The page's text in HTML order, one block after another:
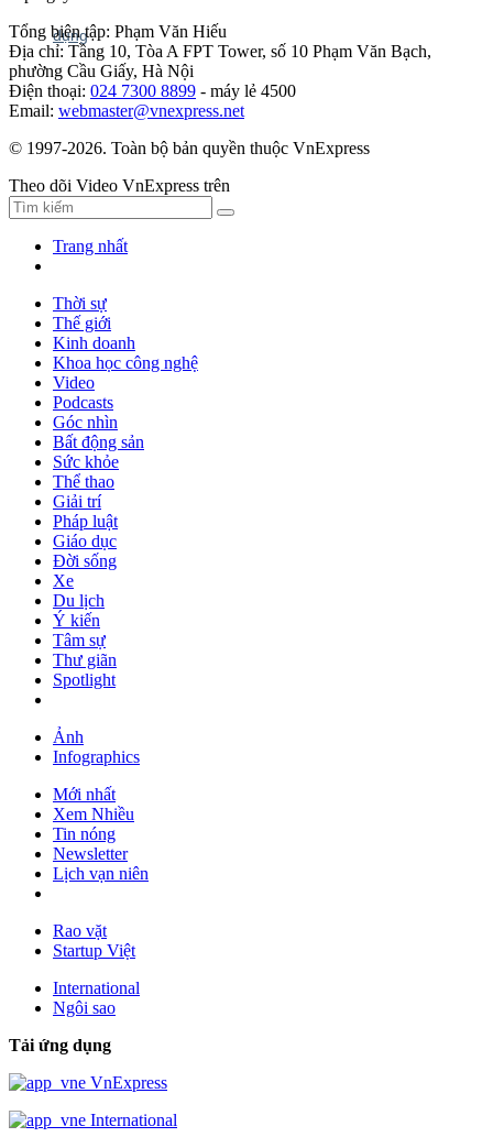
Tổng biên tập: Phạm Văn Hiếu
Địa chỉ: Tầng 10, Tòa A FPT Tower, số 10 Phạm Văn Bạch,
phường Cầu Giấy, Hà Nội
Điện thoại: 024 7300 8899 - máy lẻ 4500
Email: webmaster@vnexpress.net
© 1997-2026. Toàn bộ bản quyền thuộc VnExpress
Theo dõi Video VnExpress trên
Trang nhất
Thời sự
Thế giới
Kinh doanh
Khoa học công nghệ
Video
Podcasts
Góc nhìn
Bất động sản
Sức khỏe
Thể thao
Giải trí
Pháp luật
Giáo dục
Đời sống
Xe
Du lịch
Ý kiến
Tâm sự
Thư giãn
Spotlight
Ảnh
Infographics
Mới nhất
Xem Nhiều
Tin nóng
Newsletter
Lịch vạn niên
Rao vặt
Startup Việt
International
Ngôi sao
Tải ứng dụng
VnExpress
International